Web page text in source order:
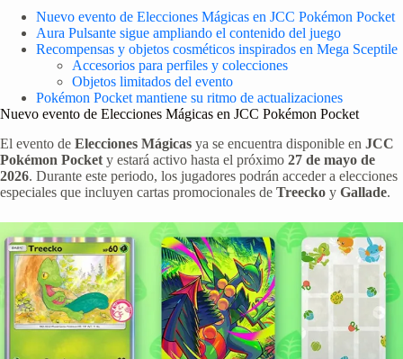
Nuevo evento de Elecciones Mágicas en JCC Pokémon Pocket
Aura Pulsante sigue ampliando el contenido del juego
Recompensas y objetos cosméticos inspirados en Mega Sceptile
Accesorios para perfiles y colecciones
Objetos limitados del evento
Pokémon Pocket mantiene su ritmo de actualizaciones
Nuevo evento de Elecciones Mágicas en JCC Pokémon Pocket
El evento de Elecciones Mágicas ya se encuentra disponible en JCC
Pokémon Pocket y estará activo hasta el próximo 27 de mayo de
2026. Durante este periodo, los jugadores podrán acceder a elecciones
especiales que incluyen cartas promocionales de Treecko y Gallade.